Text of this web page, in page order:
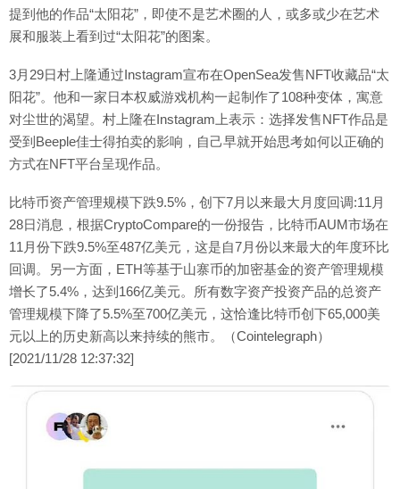
提到他的作品“太阳花”，即使不是艺术圈的人，或多或少在艺术
展和服装上看到过“太阳花”的图案。
3月29日村上隆通过Instagram宣布在OpenSea发售NFT收藏品“太
阳花”。他和一家日本权威游戏机构一起制作了108种变体，寓意
对尘世的渴望。村上隆在Instagram上表示：选择发售NFT作品是
受到Beeple佳士得拍卖的影响，自己早就开始思考如何以正确的
方式在NFT平台呈现作品。
比特币资产管理规模下跌9.5%，创下7月以来最大月度回调:11月
28日消息，根据CryptoCompare的一份报告，比特币AUM市场在
11月份下跌9.5%至487亿美元，这是自7月份以来最大的年度环比
回调。另一方面，ETH等基于山寨币的加密基金的资产管理规模
增长了5.4%，达到166亿美元。所有数字资产投资产品的总资产
管理规模下降了5.5%至700亿美元，这恰逢比特币创下65,000美
元以上的历史新高以来持续的熊市。（Cointelegraph）
[2021/11/28 12:37:32]